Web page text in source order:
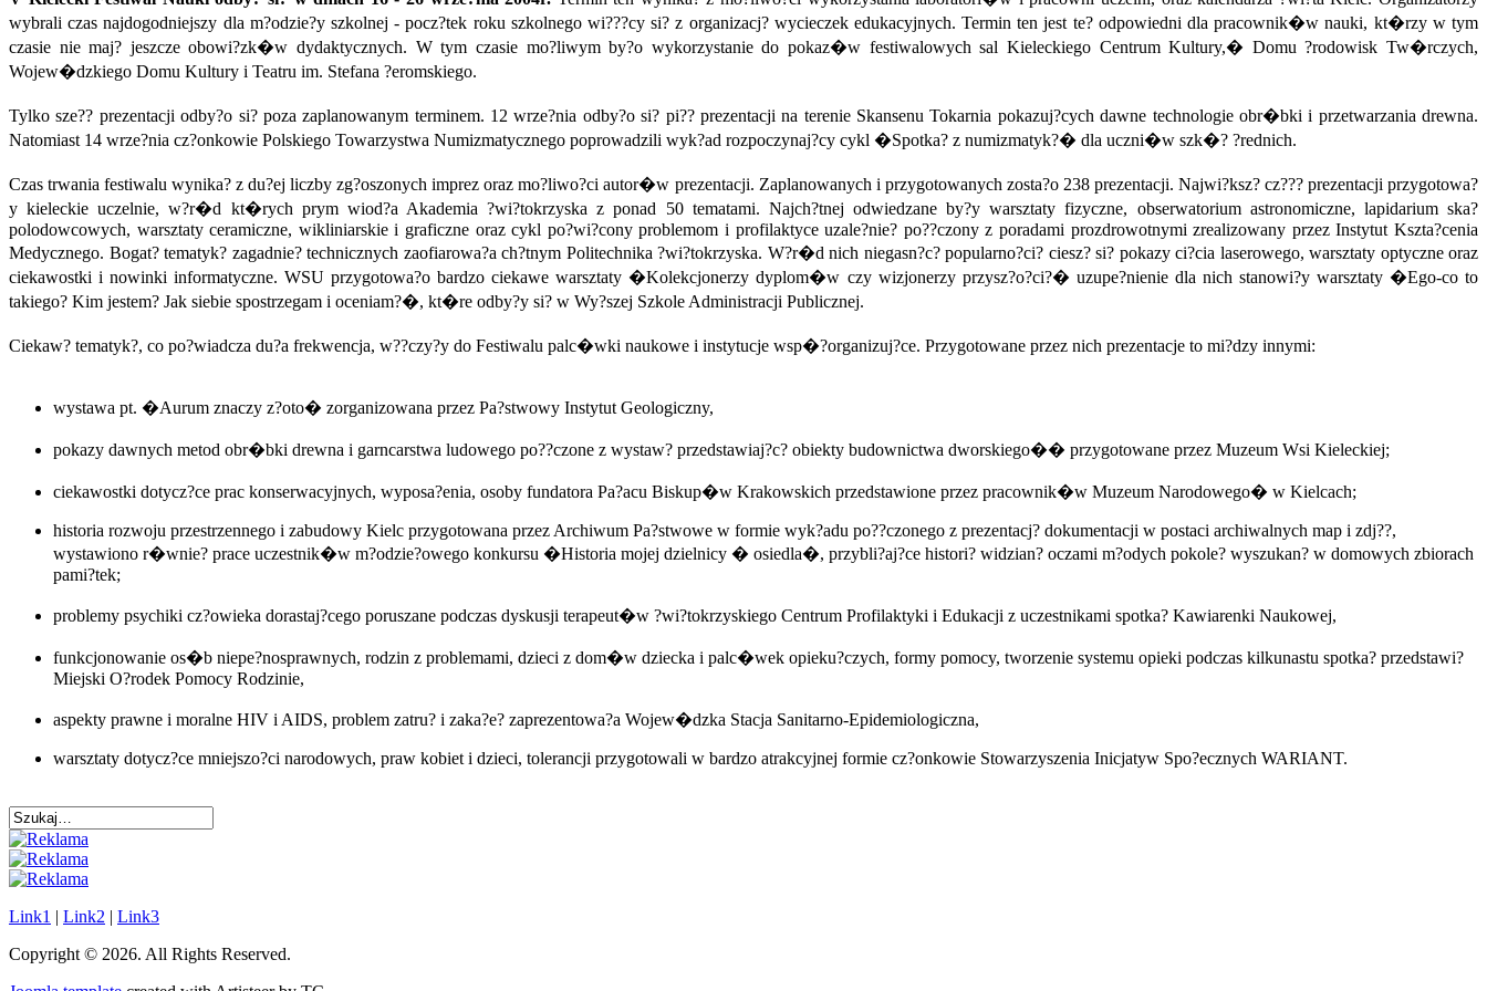
wybrali czas najdogodniejszy dla m?odzie?y szkolnej - pocz?tek roku szkolnego wi???cy si? z organizacj? wycieczek edukacyjnych. Termin ten jest te? odpowiedni dla pracownik�w nauki, kt�rzy w tym
czasie nie maj? jeszcze obowi?zk�w dydaktycznych. W tym czasie mo?liwym by?o wykorzystanie do pokaz�w festiwalowych sal Kieleckiego Centrum Kultury,� Domu ?rodowisk Tw�rczych,
Wojew�dzkiego Domu Kultury i Teatru im. Stefana ?eromskiego.
Tylko sze?? prezentacji odby?o si? poza zaplanowanym terminem. 12 wrze?nia odby?o si? pi?? prezentacji na terenie Skansenu Tokarnia pokazuj?cych dawne technologie obr�bki i przetwarzania drewna.
Natomiast 14 wrze?nia cz?onkowie Polskiego Towarzystwa Numizmatycznego poprowadzili wyk?ad rozpoczynaj?cy cykl �Spotka? z numizmatyk?� dla uczni�w szk�? ?rednich.
Czas trwania festiwalu wynika? z du?ej liczby zg?oszonych imprez oraz mo?liwo?ci autor�w prezentacji. Zaplanowanych i przygotowanych zosta?o 238 prezentacji. Najwi?ksz? cz??? prezentacji przygotowa?
y kieleckie uczelnie, w?r�d kt�rych prym wiod?a Akademia ?wi?tokrzyska z ponad 50 tematami. Najch?tnej odwiedzane by?y warsztaty fizyczne, obserwatorium astronomiczne, lapidarium ska?
polodowcowych, warsztaty ceramiczne, wikliniarskie i graficzne oraz cykl po?wi?cony problemom i profilaktyce uzale?nie? po??czony z poradami prozdrowotnymi zrealizowany przez Instytut Kszta?cenia
Medycznego. Bogat? tematyk? zagadnie? technicznych zaofiarowa?a ch?tnym Politechnika ?wi?tokrzyska. W?r�d nich niegasn?c? popularno?ci? ciesz? si? pokazy ci?cia laserowego, warsztaty optyczne oraz
ciekawostki i nowinki informatyczne. WSU przygotowa?o bardzo ciekawe warsztaty �Kolekcjonerzy dyplom�w czy wizjonerzy przysz?o?ci?� uzupe?nienie dla nich stanowi?y warsztaty �Ego-co to
takiego? Kim jestem? Jak siebie spostrzegam i oceniam?�, kt�re odby?y si? w Wy?szej Szkole Administracji Publicznej.
Ciekaw? tematyk?, co po?wiadcza du?a frekwencja, w??czy?y do Festiwalu palc�wki naukowe i instytucje wsp�?organizuj?ce. Przygotowane przez nich prezentacje to mi?dzy innymi:
wystawa pt. �Aurum znaczy z?oto� zorganizowana przez Pa?stwowy Instytut Geologiczny,
pokazy dawnych metod obr�bki drewna i garncarstwa ludowego po??czone z wystaw? przedstawiaj?c? obiekty budownictwa dworskiego�� przygotowane przez Muzeum Wsi Kieleckiej;
ciekawostki dotycz?ce prac konserwacyjnych, wyposa?enia, osoby fundatora Pa?acu Biskup�w Krakowskich przedstawione przez pracownik�w Muzeum Narodowego� w Kielcach;
historia rozwoju przestrzennego i zabudowy Kielc przygotowana przez Archiwum Pa?stwowe w formie wyk?adu po??czonego z prezentacj? dokumentacji w postaci archiwalnych map i zdj??,
wystawiono r�wnie? prace uczestnik�w m?odzie?owego konkursu �Historia mojej dzielnicy � osiedla�, przybli?aj?ce histori? widzian? oczami m?odych pokole? wyszukan? w domowych zbiorach
pami?tek;
problemy psychiki cz?owieka dorastaj?cego poruszane podczas dyskusji terapeut�w ?wi?tokrzyskiego Centrum Profilaktyki i Edukacji z uczestnikami spotka? Kawiarenki Naukowej,
funkcjonowanie os�b niepe?nosprawnych, rodzin z problemami, dzieci z dom�w dziecka i palc�wek opieku?czych, formy pomocy, tworzenie systemu opieki podczas kilkunastu spotka? przedstawi?
Miejski O?rodek Pomocy Rodzinie,
aspekty prawne i moralne HIV i AIDS, problem zatru? i zaka?e? zaprezentowa?a Wojew�dzka Stacja Sanitarno-Epidemiologiczna,
warsztaty dotycz?ce mniejszo?ci narodowych, praw kobiet i dzieci, tolerancji przygotowali w bardzo atrakcyjnej formie cz?onkowie Stowarzyszenia Inicjatyw Spo?ecznych WARIANT.
Link1 | Link2 | Link3
Copyright © 2026. All Rights Reserved.